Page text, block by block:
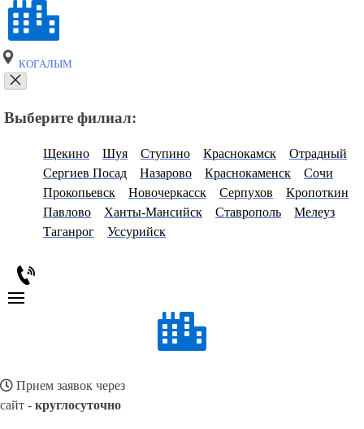
КОГАЛЫМ
Выберите филиал:
Щекино Шуя Ступино Краснокамск
Отрадный
Сергиев Посад
Назарово Краснокаменск
Сочи
Прокопьевск
Новочеркасск Серпухов
Кропоткин
Павлово
Ханты-Мансийск Ставрополь
Мелеуз
Таганрог
Уссурийск
Прием заявок через
сайт - круглосуточно